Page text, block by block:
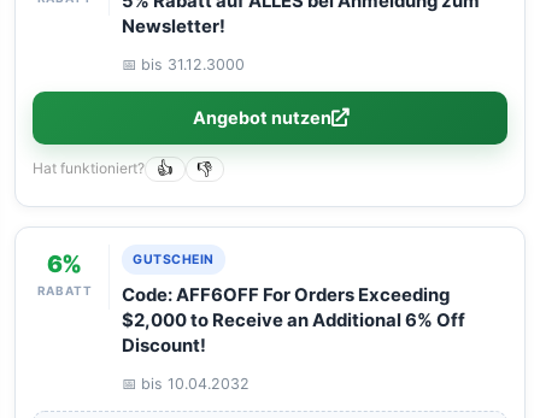
Newsletter!
📅 bis 31.12.3000
Angebot nutzen
Hat funktioniert? 👍 👎
6%
RABATT
GUTSCHEIN
Code: AFF6OFF For Orders Exceeding
$2,000 to Receive an Additional 6% Off
Discount!
📅 bis 10.04.2032